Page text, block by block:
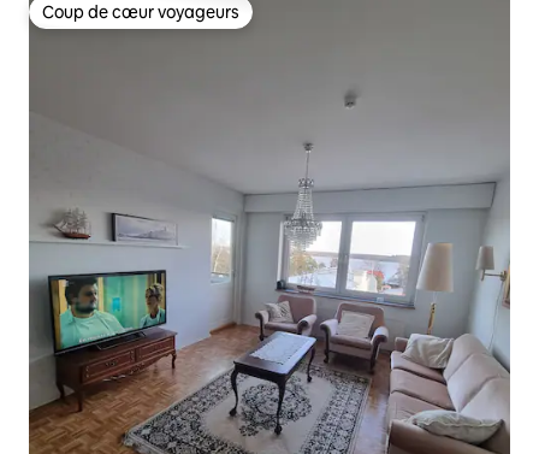
Coup de cœur voyageurs
Coup de cœur voyageurs